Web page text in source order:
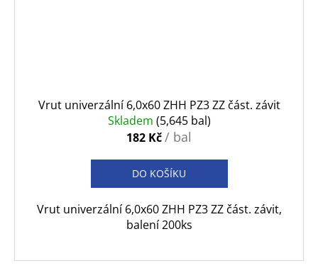
Vrut univerzální 6,0x60 ZHH PZ3 ZZ část. závit
Skladem (5,645 bal)
182 Kč/ bal
DO KOŠÍKU
Vrut univerzální 6,0x60 ZHH PZ3 ZZ část. závit,
balení 200ks